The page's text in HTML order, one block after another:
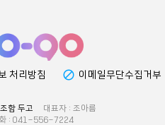
처리방침 block 이메일무단수집거부
합 두고
대표자 : 조아름
화 : 041-556-7224